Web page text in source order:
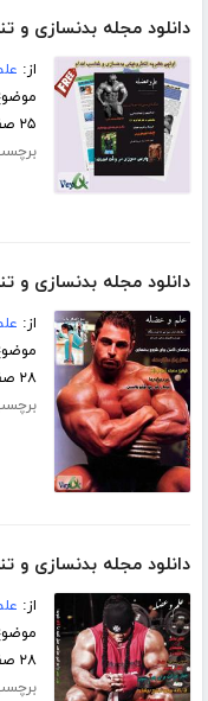
دانلود مجله بدنسازی و
از:
۲۵ صفحه
دانلود مجله بدنسازی و
از:
۲۸ صفحه
دانلود مجله بدنسازی و
از:
۲۸ صفحه